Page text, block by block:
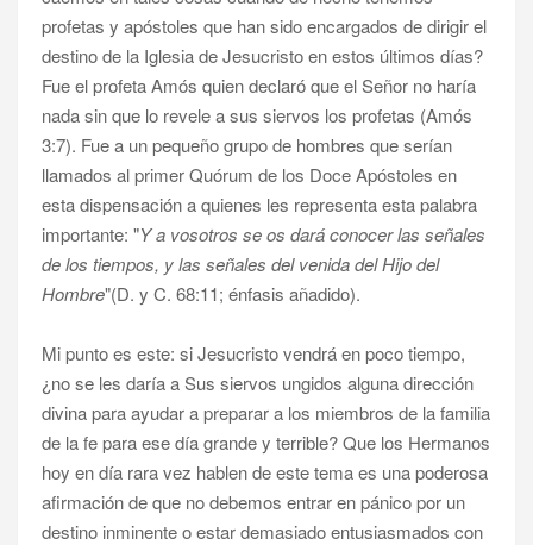
profetas y apóstoles que han sido encargados de dirigir el
destino de la Iglesia de Jesucristo en estos últimos días?
Fue el profeta Amós quien declaró que el Señor no haría
nada sin que lo revele a sus siervos los profetas (Amós
3:7). Fue a un pequeño grupo de hombres que serían
llamados al primer Quórum de los Doce Apóstoles en
esta dispensación a quienes les representa esta palabra
importante: "Y a vosotros se os dará conocer las señales
de los tiempos, y las señales del venida del Hijo del
Hombre"(D. y C. 68:11; énfasis añadido).
Mi punto es este: si Jesucristo vendrá en poco tiempo,
¿no se les daría a Sus siervos ungidos alguna dirección
divina para ayudar a preparar a los miembros de la familia
de la fe para ese día grande y terrible? Que los Hermanos
hoy en día rara vez hablen de este tema es una poderosa
afirmación de que no debemos entrar en pánico por un
destino inminente o estar demasiado entusiasmados con